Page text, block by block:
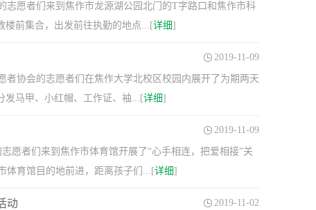
志愿者们来到焦作市龙源湖公园北门的T字路口和焦作市科
楼前集合，出发前往执勤的地点...[详细]
2019-11-09
者协会的志愿者们在焦作大学北校区校园内展开了为期两天
发马甲、小红帽、工作证、袖...[详细]
2019-11-09
愿者们来到焦作市体育馆开展了“心手相连，把爱相接”关
体育馆目的地前进，距离孩子们...[详细]
动 2019-11-02